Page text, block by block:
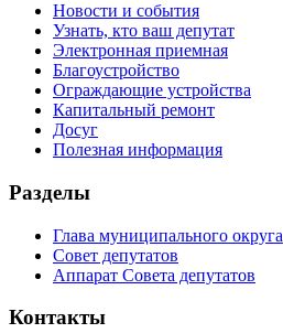
Новости и события
Узнать, кто ваш депутат
Электронная приемная
Благоустройство
Ограждающие устройства
Капитальный ремонт
Досуг
Полезная информация
Разделы
Глава муниципального округа
Совет депутатов
Аппарат Совета депутатов
Контакты